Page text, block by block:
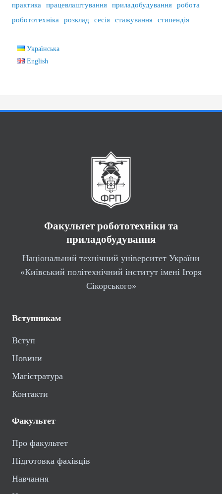
практика
працевлаштування приладобудування
робота
робототехніка
розклад сесія стажування стипендія
Українська
English
Факультет робототехніки та
приладобудування
Національний технічний університет України
«Київський політехнічний інститут імені Ігоря
Сікорського»
Вступникам
Вступ
Новини
Магістратура
Контакти
Факультет
Про факультет
Підготовка фахівців
Навчання